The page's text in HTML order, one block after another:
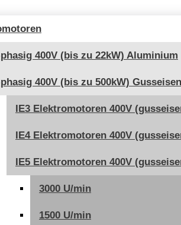
400V (bis zu 22kW) Aluminium
400V (bis zu 500kW) Gusseisen
IE3 Elektromotoren 400V
IE4 Elektromotoren 400V
IE5 Elektromotoren 400V
3000 U/min
1500 U/min